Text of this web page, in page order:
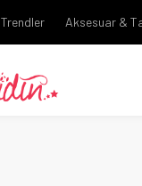
Trendler Aksesuar &